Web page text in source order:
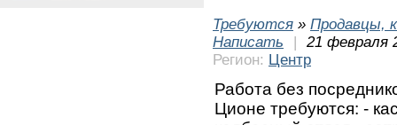
Требуются » Продавцы,
Написать
|
21 февраля
Регион: Центр
Работа без
Ционе требуются: -